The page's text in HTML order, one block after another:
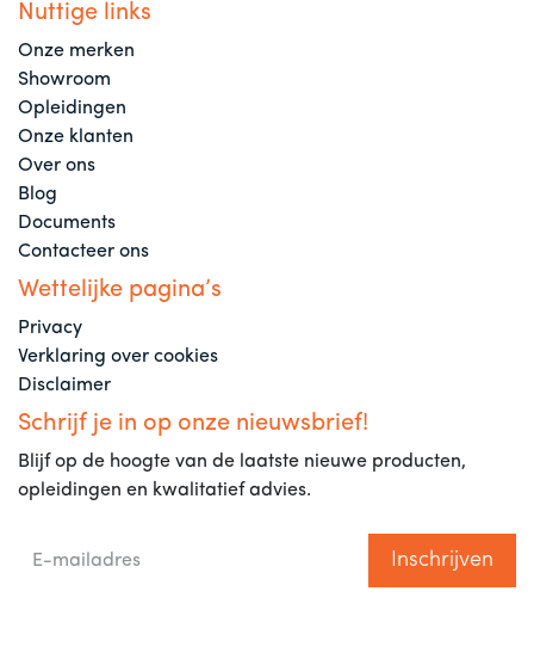
Nuttige links
Onze merken
Showroom
Opleidingen
Onze klanten
Over ons
Blog
Documents
Contacteer ons
Wettelijke pagina’s
Privacy
Verklaring over cookies
Disclaimer
Schrijf je in op onze nieuwsbrief!
Blijf op de hoogte van de laatste nieuwe producten,
opleidingen en kwalitatief advies.
Inschrijven